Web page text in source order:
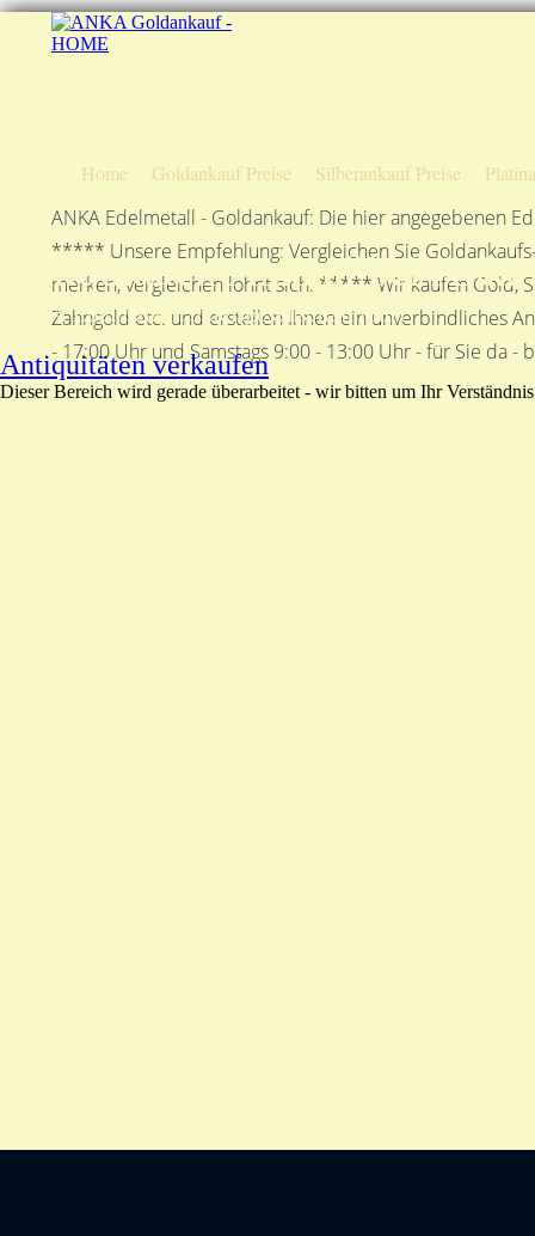
Home Goldankauf Preise Silberankauf Preise
ANKA Edelmetall - Goldankauf: Die hier angegebenen
***** Unsere Empfehlung: Vergleichen Sie
merken, vergleichen lohnt sich. ***** Wir kaufen Gold,
Zahngold etc. und erstellen Ihnen ein unverbindliches
- 17:00 Uhr und Samstags 9:00 - 13:00 Uhr - für Sie
Antiquitäten Ankauf bei Anka
ANKA Edelmetallhandelsgesellschaft mbH
Antiquitäten verkaufen
Dieser Bereich wird gerade überarbeitet - wir bitten um Ihr